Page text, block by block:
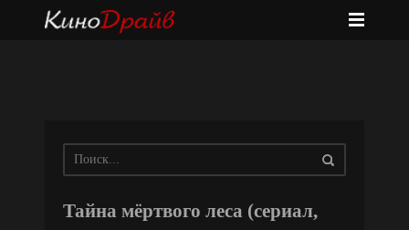
Тайна мёртвого леса (сериал,